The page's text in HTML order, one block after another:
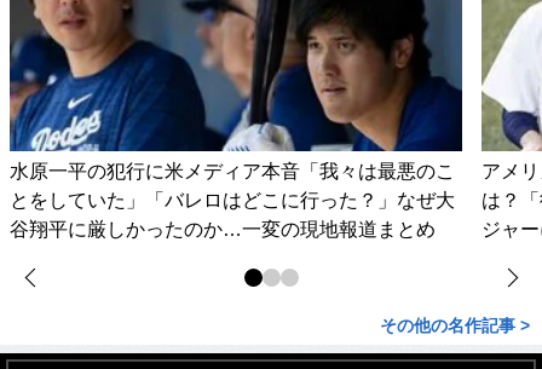
水原一平の犯行に米メディア本音「我々は最悪のこ
とをしていた」「バレロはどこに行った？」なぜ大
谷翔平に厳しかったのか…一変の現地報道まとめ
アメ
は？
ジャ
その他の名作記事 >